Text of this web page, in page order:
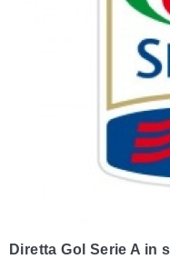
Diretta Gol Serie A in